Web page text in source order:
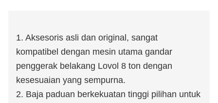
1. Aksesoris asli dan original, sangat
kompatibel dengan mesin utama gandar
penggerak belakang Lovol 8 ton dengan
kesesuaian yang sempurna.
2. Baja paduan berkekuatan tinggi pilihan untuk